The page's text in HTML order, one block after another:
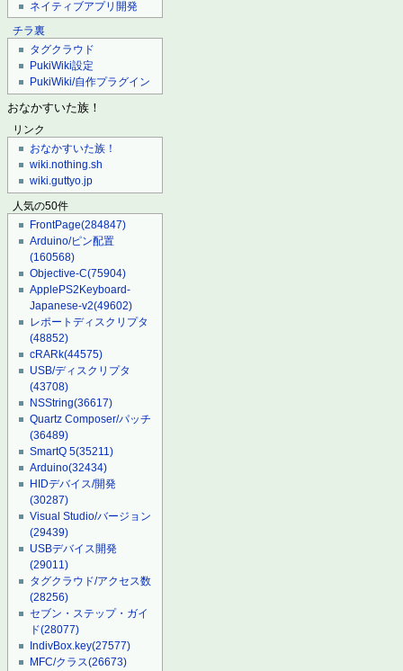
ネイティブアプリ開発
チラ裏
タグクラウド
PukiWiki設定
PukiWiki/自作プラグイン
おなかすいた族！
リンク
おなかすいた族！
wiki.nothing.sh
wiki.guttyo.jp
人気の50件
FrontPage(284847)
Arduino/ピン配置
(160568)
Objective-C(75904)
ApplePS2Keyboard-
Japanese-v2(49602)
レポートディスクリプタ
(48852)
cRARk(44575)
USB/ディスクリプタ
(43708)
NSString(36617)
Quartz Composer/パッチ
(36489)
SmartQ 5(35211)
Arduino(32434)
HIDデバイス/開発
(30287)
Visual Studio/バージョン
(29439)
USBデバイス開発
(29011)
タグクラウド/アクセス数
(28256)
セブン・ステップ・ガイ
ド(28077)
IndivBox.key(27577)
MFC/クラス(26673)